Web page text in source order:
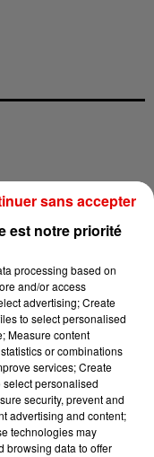
SOPRANO
Coeurdonnier
est notre priorité
processing based on
and/or access
advertising; Create
to select personalised
Measure content
or combinations
services; Create
personalised
security, prevent and
advertising and content;
technologies may
browsing data to offer
sans accepter